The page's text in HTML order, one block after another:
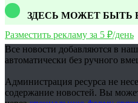
ЗДЕСЬ МОЖЕТ БЫТЬ
Разместить рекламу за 5 ₽/день
Все новости добавляются в наш
автоматически без ручного
Администрация ресурса не
содержание новостей. Вы